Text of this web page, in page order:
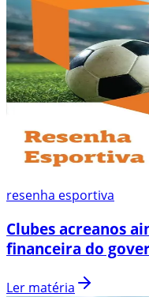
resenha esportiva
Clubes acreanos
financeira do
Ler matéria